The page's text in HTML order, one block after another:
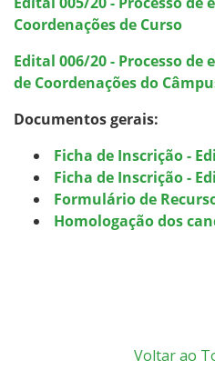
Coordenações de Curso
Edital 006/20 - Processo de
de Coordenações do
Documentos gerais:
Ficha de Inscrição -
Ficha de Inscrição -
Formulário de
Homologação dos
Voltar ao